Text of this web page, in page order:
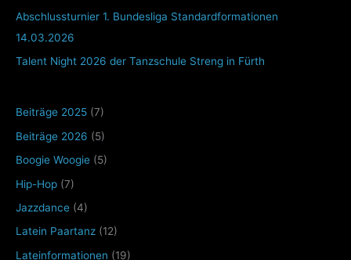
Abschlussturnier 1. Bundesliga Standardformationen
14.03.2026
Talent Night 2026 der Tanzschule Streng in Fürth
Beiträge 2025 (7)
Beiträge 2026 (5)
Boogie Woogie (5)
Hip-Hop (7)
Jazzdance (4)
Latein Paartanz (12)
Lateinformationen (19)